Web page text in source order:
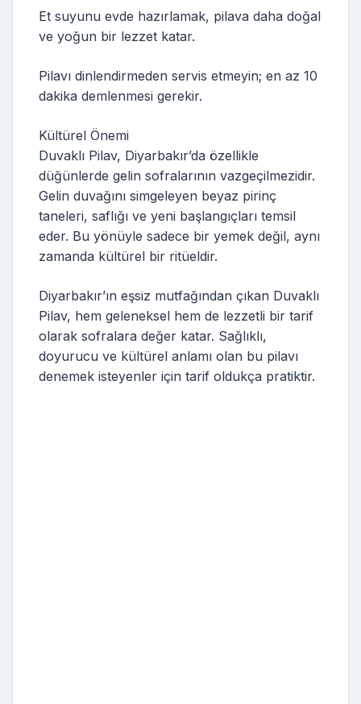
Et suyunu evde hazırlamak, pilava daha doğal
ve yoğun bir lezzet katar.
Pilavı dinlendirmeden servis etmeyin; en az 10
dakika demlenmesi gerekir.
Kültürel Önemi
Duvaklı Pilav, Diyarbakır’da özellikle
düğünlerde gelin sofralarının vazgeçilmezidir.
Gelin duvağını simgeleyen beyaz pirinç
taneleri, saflığı ve yeni başlangıçları temsil
eder. Bu yönüyle sadece bir yemek değil, aynı
zamanda kültürel bir ritüeldir.
Diyarbakır’ın eşsiz mutfağından çıkan Duvaklı
Pilav, hem geleneksel hem de lezzetli bir tarif
olarak sofralara değer katar. Sağlıklı,
doyurucu ve kültürel anlamı olan bu pilavı
denemek isteyenler için tarif oldukça pratiktir.